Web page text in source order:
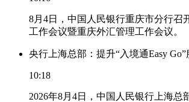
8月4日，中国人民银行重庆市分行召
工作会议暨重庆外汇管理工作会议。
央行上海总部：提升“入境通Easy Go”
10:18
2026年8月4日，中国人民银行上海总